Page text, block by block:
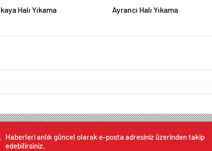
Halı Yıkama Ayrancı Halı Yıkama
Haberleri anlık güncel olarak e-posta adresiniz üzerinden takip
edebilirsiniz.